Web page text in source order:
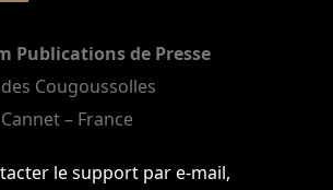
Publications de Presse
Cougoussolles
– France
le support par e-mail,